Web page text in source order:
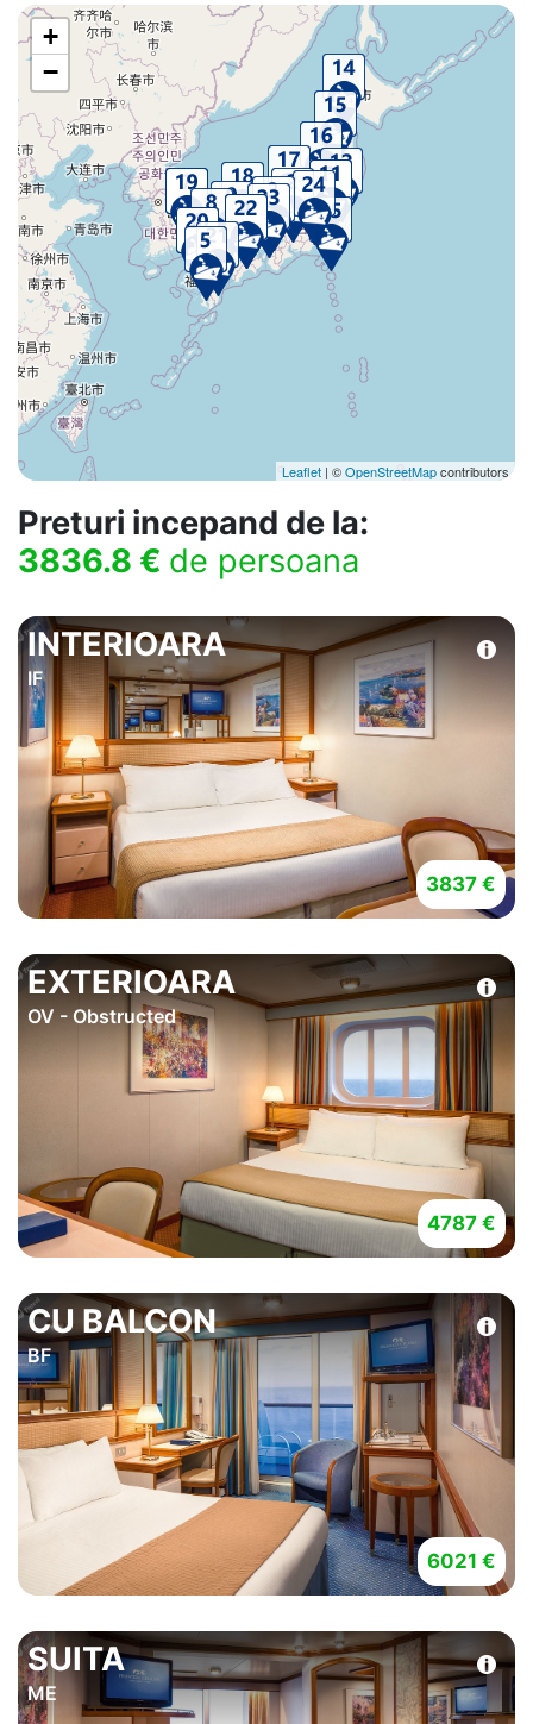
+
−
Leaflet | ©OpenStreetMapcontributors
Preturi incepand de la:
3836.8 € de persoana
INTERIOARA
IF
3837 €
EXTERIOARA
OV - Obstructed
4787 €
CU BALCON
BF
6021 €
SUITA
ME